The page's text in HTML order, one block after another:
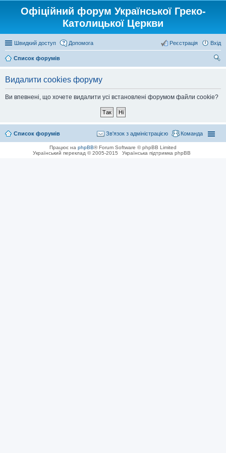
Офіційний форум Української Греко-
Католицької Церкви
Швидкий доступ Допомога Вхід
Реєстрація
Список форумів
Видалити cookies форуму
Ви впевнені, що хочете видалити усі встановлені форумом файли cookie?
Список форумів Команда
Зв'язок з адміністрацією
Працює на phpBB® Forum Software © phpBB Limited
Український переклад © 2005-2015
Українська підтримка phpBB